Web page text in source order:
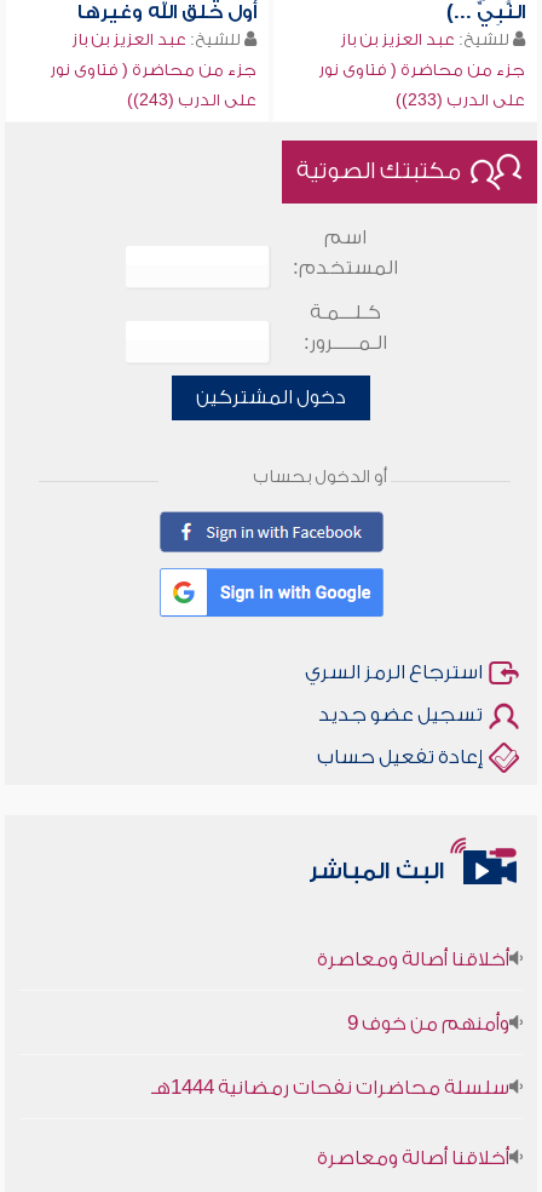
النَّبِيِّ ...)
للشيخ: عبد العزيز بن باز
جزء من محاضرة ( فتاوى نور
على الدرب (233))
أول خلق الله وغيرها
للشيخ: عبد العزيز بن باز
جزء من محاضرة ( فتاوى نور
على الدرب (243))
مكتبتك الصوتية
اسم
المستخدم:
كـلـــمـة
الـمـــــرور:
دخول المشتركين
أو الدخول بحساب
استرجاع الرمز السري
تسجيل عضو جديد
إعادة تفعيل حساب
البث المباشر
أخلاقنا أصالة ومعاصرة
وأمنهم من خوف 9
أخلاقنا أصالة ومعاصرة